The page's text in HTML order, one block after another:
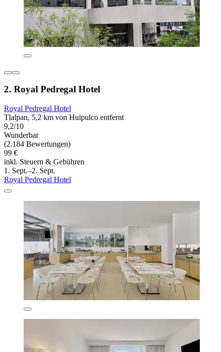
2. Royal Pedregal Hotel
Royal Pedregal Hotel
Tlalpan, 5,2 km von Huipulco entfernt
9,2/10
Wunderbar
(2.184 Bewertungen)
99 €
inkl. Steuern & Gebühren
1. Sept.–2. Sept.
Royal Pedregal Hotel